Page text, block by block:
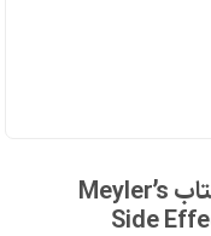
سوالات متداول در مورد خرید کتاب Meyler’s
Side